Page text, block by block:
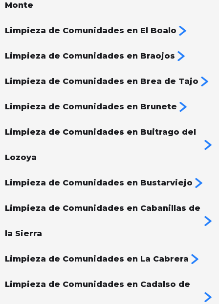
Monte
Limpieza de Comunidades en El Boalo
Limpieza de Comunidades en Braojos
Limpieza de Comunidades en Brea de Tajo
Limpieza de Comunidades en Brunete
Limpieza de Comunidades en Buitrago del
Lozoya
Limpieza de Comunidades en Bustarviejo
Limpieza de Comunidades en Cabanillas de
la Sierra
Limpieza de Comunidades en La Cabrera
Limpieza de Comunidades en Cadalso de